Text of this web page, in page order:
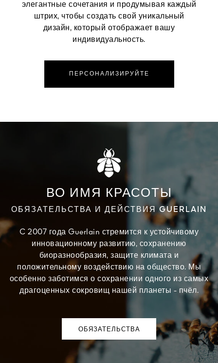
элегантные сочетания и продумывая каждый
штрих, чтобы создать свой уникальный
дизайн, который отображает вашу
индивидуальность.
ПЕРСОНАЛИЗИРУЙТЕ
ВО ИМЯ КРАСОТЫ
ОБЯЗАТЕЛЬСТВА И ДЕЙСТВИЯ GUERLAIN
C 2007 года Guerlain стремится к устойчивому
инновационному развитию, сохранению
биоразнообразия, защите климата и
положительному воздействию на общество. Мы
особенно заботимся о сохранении одного из самых
драгоценных сокровищ нашей планеты - пчёл.
ОБЯЗАТЕЛЬСТВА